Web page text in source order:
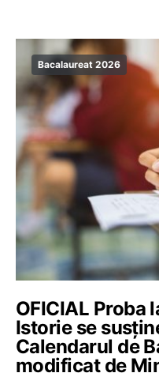
Bacalaureat 2026
OFICIAL Proba
Istorie se
Calendarul de
modificat de